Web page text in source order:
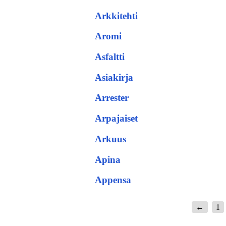
Arkkitehti
Aromi
Asfaltti
Asiakirja
Arrester
Arpajaiset
Arkuus
Apina
Appensa
← 1